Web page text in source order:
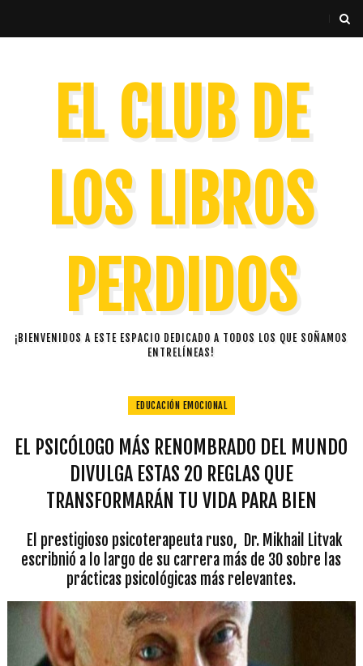
EL CLUB DE
LOS LIBROS
PERDIDOS
¡BIENVENIDOS A ESTE ESPACIO DEDICADO A TODOS LOS QUE SOÑAMOS
ENTRELÍNEAS!
EDUCACIÓN EMOCIONAL
EL PSICÓLOGO MÁS RENOMBRADO DEL MUNDO
DIVULGA ESTAS 20 REGLAS QUE
TRANSFORMARÁN TU VIDA PARA BIEN
El prestigioso psicoterapeuta ruso, Dr. Mikhail Litvak
escribnió a lo largo de su carrera más de 30 sobre las
prácticas psicológicas más relevantes.